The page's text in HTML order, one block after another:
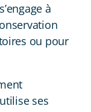
à
ou pour
ses